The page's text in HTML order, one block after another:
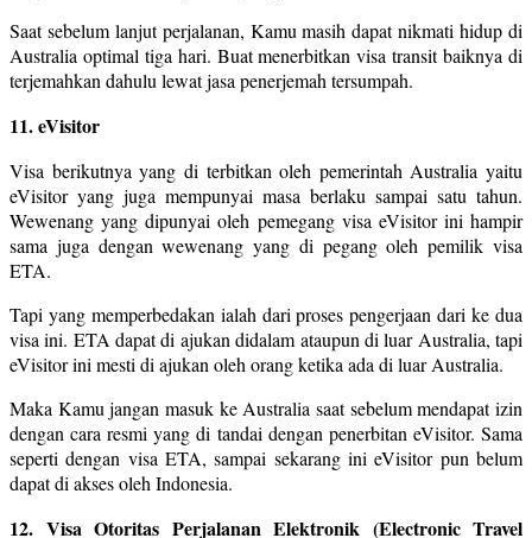
Saat sebelum lanjut perjalanan, Kamu masih dapat nikmati hidup di
Australia optimal tiga hari. Buat menerbitkan visa transit baiknya di
terjemahkan dahulu lewat jasa penerjemah tersumpah.
11. eVisitor
Visa berikutnya yang di terbitkan oleh pemerintah Australia yaitu
eVisitor yang juga mempunyai masa berlaku sampai satu tahun.
Wewenang yang dipunyai oleh pemegang visa eVisitor ini hampir
sama juga dengan wewenang yang di pegang oleh pemilik visa
ETA.
Tapi yang memperbedakan ialah dari proses pengerjaan dari ke dua
visa ini. ETA dapat di ajukan didalam ataupun di luar Australia, tapi
eVisitor ini mesti di ajukan oleh orang ketika ada di luar Australia.
Maka Kamu jangan masuk ke Australia saat sebelum mendapat izin
dengan cara resmi yang di tandai dengan penerbitan eVisitor. Sama
seperti dengan visa ETA, sampai sekarang ini eVisitor pun belum
dapat di akses oleh Indonesia.
12. Visa Otoritas Perjalanan Elektronik (Electronic Travel